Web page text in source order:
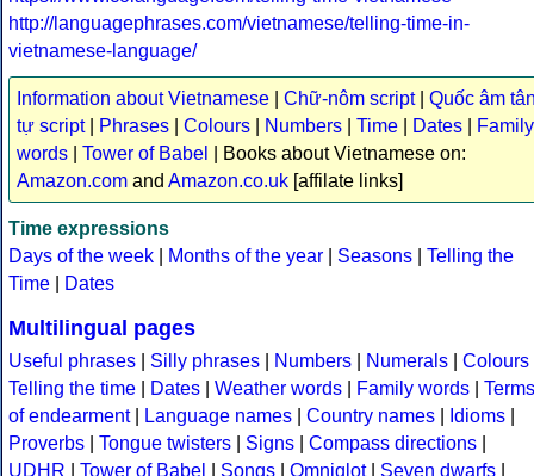
http://languagephrases.com/vietnamese/telling-time-in-
vietnamese-language/
Information about Vietnamese Chữ-nôm script| Quốc âm
tự script| Phrases Colours Numbers Time Dates
Family
words
Tower of Babel
| Books about Vietnamese on:
Amazon.com and Amazon.co.uk [affilate links]
Time expressions
Days of the week
Months of the year Seasons
Telling the
Time
Dates
Multilingual pages
Useful phrases Silly phrases Numbers Numerals Colours
Telling the time
Dates Weather words Family words
Terms
of endearment| Language names Country names Idioms
Proverbs
Tongue twisters Signs Compass directions
UDHR
Tower of Babel Songs Omniglot| Seven dwarfs